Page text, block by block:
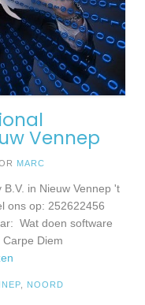
Vennep
MARC
in Nieuw Vennep 't
ons op: 252622456
Wat doen software
Diem
NOORD